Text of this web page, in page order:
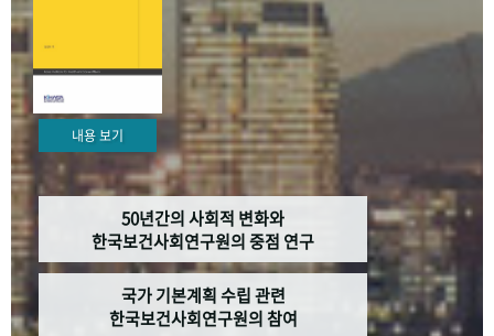
VR 역사관
내용 보기
50년간의 사회적 변화와
한국보건사회연구원의 중점 연구
국가 기본계획 수립 관련
한국보건사회연구원의 참여